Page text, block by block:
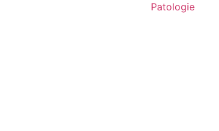
Patologie